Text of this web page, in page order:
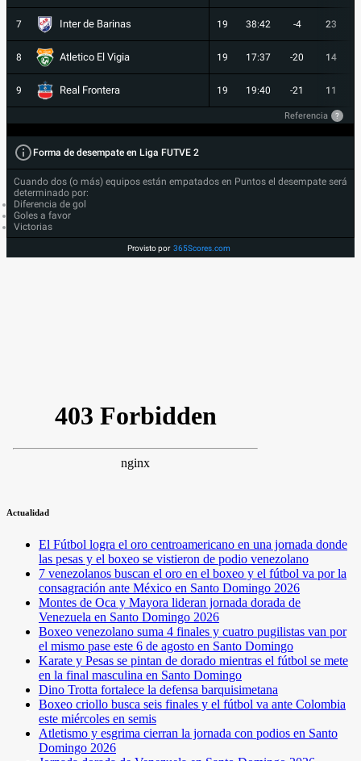
7 Inter de Barinas 19 38:42 -4 23
8 Atletico El Vigia 19 17:37 -20 14
9 Real Frontera 19 19:40 -21 11
Referencia ?
Forma de desempate en Liga FUTVE 2
Cuando dos (o más) equipos están empatados en Puntos el desempate será
determinado por:
Diferencia de gol
Goles a favor
Victorias
Provisto por 365Scores.com
Actualidad
El Fútbol logra el oro centroamericano en una jornada donde
las pesas y el boxeo se vistieron de podio venezolano
7 venezolanos buscan el oro en el boxeo y el fútbol va por la
consagración ante México en Santo Domingo 2026
Montes de Oca y Mayora lideran jornada dorada de
Venezuela en Santo Domingo 2026
Boxeo venezolano suma 4 finales y cuatro pugilistas van por
el mismo pase este 6 de agosto en Santo Domingo
Karate y Pesas se pintan de dorado mientras el fútbol se mete
en la final masculina en Santo Domingo
Dino Trotta fortalece la defensa barquisimetana
Boxeo criollo busca seis finales y el fútbol va ante Colombia
este miércoles en semis
Atletismo y esgrima cierran la jornada con podios en Santo
Domingo 2026